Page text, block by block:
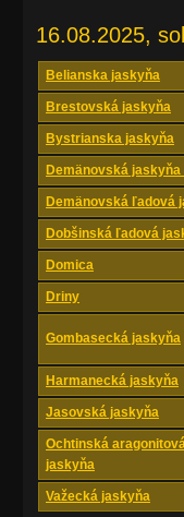
16.08.2025,
Belianska jaskyňa
Brestovská jaskyňa
Bystrianska jaskyňa
Demänovská
Demänovská ľadová
Dobšinská ľadová
Domica
Driny
Gombasecká jaskyňa
Harmanecká jaskyňa
Jasovská jaskyňa
Ochtinská
jaskyňa
Važecká jaskyňa